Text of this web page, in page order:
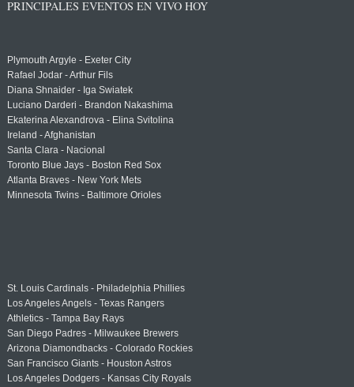
PRINCIPALES EVENTOS EN VIVO HOY
Plymouth Argyle - Exeter City
Rafael Jodar - Arthur Fils
Diana Shnaider - Iga Swiatek
Luciano Darderi - Brandon Nakashima
Ekaterina Alexandrova - Elina Svitolina
Ireland - Afghanistan
Santa Clara - Nacional
Toronto Blue Jays - Boston Red Sox
Atlanta Braves - New York Mets
Minnesota Twins - Baltimore Orioles
St. Louis Cardinals - Philadelphia Phillies
Los Angeles Angels - Texas Rangers
Athletics - Tampa Bay Rays
San Diego Padres - Milwaukee Brewers
Arizona Diamondbacks - Colorado Rockies
San Francisco Giants - Houston Astros
Los Angeles Dodgers - Kansas City Royals